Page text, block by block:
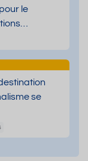
le
se